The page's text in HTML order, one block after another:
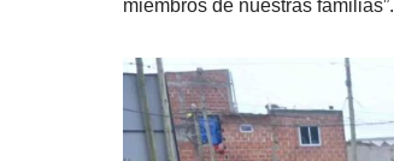
miembros de nuestras familias”.